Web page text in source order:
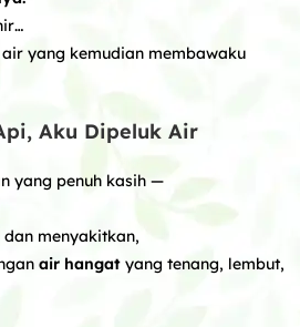
yang kemudian membawaku
Aku Dipeluk Air
yang penuh kasih —
menyakitkan,
air hangat yang tenang, lembut,